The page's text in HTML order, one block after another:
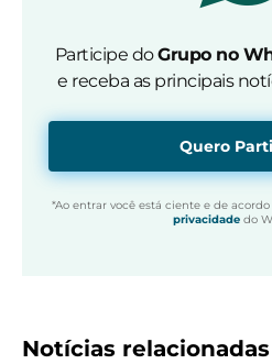
Participe doGrupo no
e receba as principais
Quero
*Ao entrar você está ciente e de
privacidade do
Notícias relacionadas